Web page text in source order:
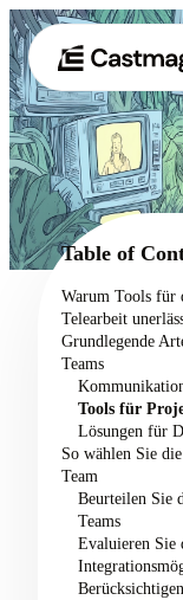
01
02
Über
Table of
Warum Tools für
Telearbeit
Grundlegende
Teams
Tools für
Lösungen für
So wählen Sie
Team
Beurteilen Sie
Teams
Evaluieren Sie